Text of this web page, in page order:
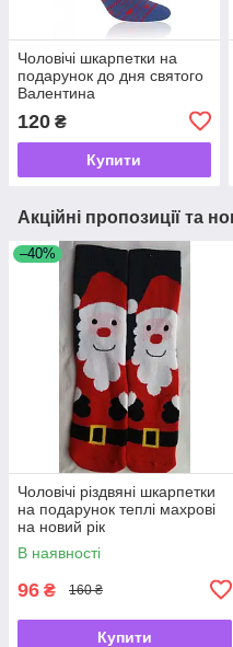
Чоловічі шкарпетки на
подарунок до дня святого
Валентина
120 ₴
Купити
Акційні пропозиції та
–40%
Чоловічі різдвяні шкарпетки
на подарунок теплі махрові
на новий рік
В наявності
96 ₴ 160 ₴
Купити